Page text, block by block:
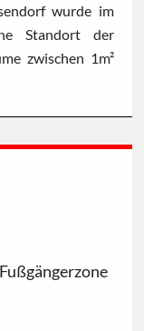
wurde im
Standort der
zwischen 1m²